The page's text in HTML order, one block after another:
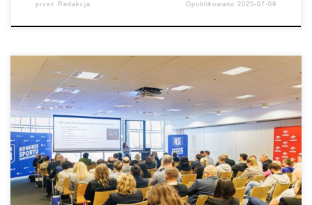
przez Redakcja Opublikowano2025-07-09
Inwestycja w zdrowe społeczeństwo